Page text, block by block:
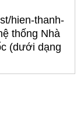
hien-thanh-
thống Nhà
(dưới dạng